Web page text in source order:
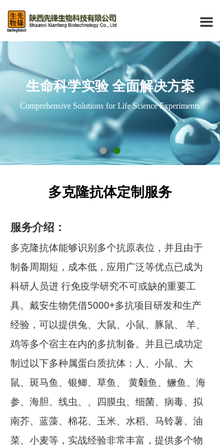
끀
首页
技术服务
资料下载
关于我们
IHC与IF 产品
Western-Blot产品
生命科学实验 全面解决方案
Comprehensive Solutions for Life Science Experiments
多克隆抗体定制服务
服务介绍：
多克隆抗体能够识别多个抗原表位，并且由于
制备周期短，成本低，应用广泛等优点已成为
科研人员进 行免疫学研究不可或缺的重要工
具。戴安生物凭借5000+多抗项目研发和生产
经验，可以提供兔、大鼠、小鼠、豚鼠、 羊、
鸡等多个宿主在内的多抗制备。并且已成功定
制过以下多种属蛋白质抗体：人、小鼠、大
鼠、斑马鱼、银鲫、草鱼、 黄颡鱼、鳜鱼、海
参、海胆、线虫、、四膜虫、细菌、病毒、拟
南芥、蓝藻、棉花、玉米、水稻、马铃薯、油
菜、小麦等，实战经验非常丰富，提供多个物